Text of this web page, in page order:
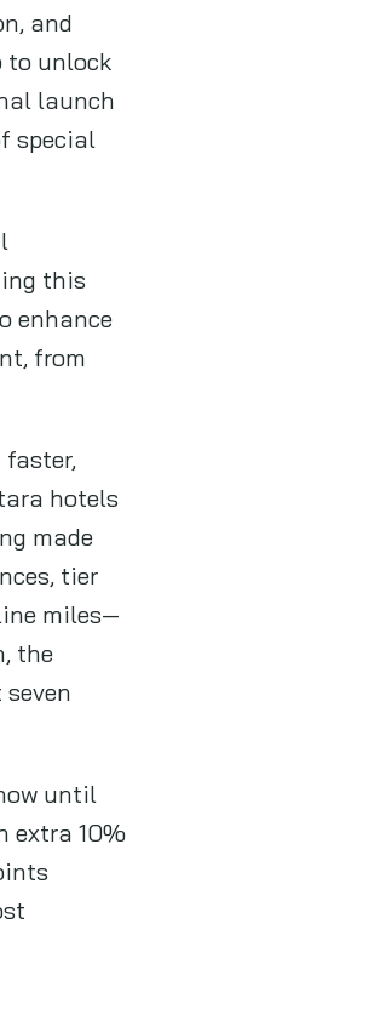
and
to unlock
launch
special
this
enhance
from
faster,
hotels
made
tier
miles—
the
until
extra 10%